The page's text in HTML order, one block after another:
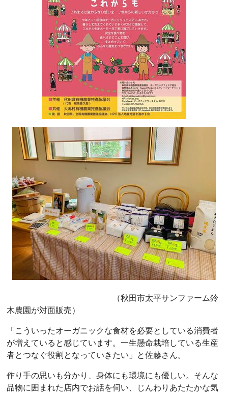
（秋田市太平サンファーム鈴
木農園が対面販売）
「こういったオーガニックな食材を必要としている消費者
が増えていると感じています。一生懸命栽培している生産
者とつなぐ役割となっていきたい」と佐藤さん。
作り手の思いも分かり、身体にも環境にも優しい。そんな
品物に囲まれた店内でお話を伺い、じんわりあたたかな気